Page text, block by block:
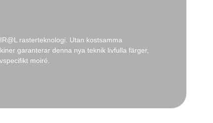
rasterteknologi. Utan kostsamma
garanterar denna nya teknik livfulla färger,
moiré.